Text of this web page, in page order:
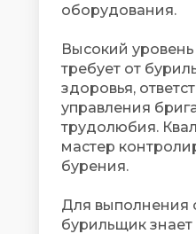
оборудования.
Высокий уровень
требует от
здоровья,
управления
трудолюбия.
мастер
бурения.
Для выполнения
бурильщик знает